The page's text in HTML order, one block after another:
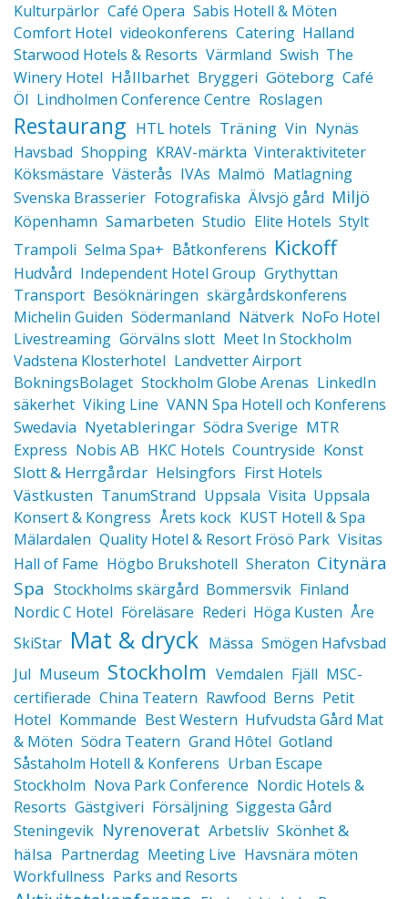
Kulturpärlor Café Opera Sabis Hotell & Möten
Comfort Hotel videokonferens Catering Halland
Starwood Hotels & Resorts Värmland Swish The
Winery Hotel Hållbarhet Bryggeri Göteborg Café
Öl Lindholmen Conference Centre Roslagen
Restaurang HTL hotels Träning Vin Nynäs
Havsbad Shopping KRAV-märkta Vinteraktiviteter
Köksmästare Västerås IVAs Malmö Matlagning
Svenska Brasserier Fotografiska Älvsjö gård Miljö
Köpenhamn Samarbeten Studio Elite Hotels Stylt
Trampoli Selma Spa+ Båtkonferens Kickoff
Hudvård Independent Hotel Group Grythyttan
Transport Besöknäringen skärgårdskonferens
Michelin Guiden Södermanland Nätverk NoFo Hotel
Livestreaming Görvälns slott Meet In Stockholm
Vadstena Klosterhotel Landvetter Airport
BokningsBolaget Stockholm Globe Arenas LinkedIn
säkerhet Viking Line VANN Spa Hotell och Konferens
Swedavia Nyetableringar Södra Sverige MTR
Express Nobis AB HKC Hotels Countryside Konst
Slott & Herrgårdar Helsingfors First Hotels
Västkusten TanumStrand Uppsala Visita Uppsala
Konsert & Kongress Årets kock KUST Hotell & Spa
Mälardalen Quality Hotel & Resort Frösö Park Visitas
Hall of Fame Högbo Brukshotell Sheraton Citynära
Spa Stockholms skärgård Bommersvik Finland
Nordic C Hotel Föreläsare Rederi Höga Kusten Åre
SkiStar Mat & dryck Mässa Smögen Hafvsbad
Jul Museum Stockholm Vemdalen Fjäll MSC-
certifierade China Teatern Rawfood Berns Petit
Hotel Kommande Best Western Hufvudsta Gård Mat
& Möten Södra Teatern Grand Hôtel Gotland
Såstaholm Hotell & Konferens Urban Escape
Stockholm Nova Park Conference Nordic Hotels &
Resorts Gästgiveri Försäljning Siggesta Gård
Steningevik Nyrenoverat Arbetsliv Skönhet &
hälsa Partnerdag Meeting Live Havsnära möten
Workfullness Parks and Resorts